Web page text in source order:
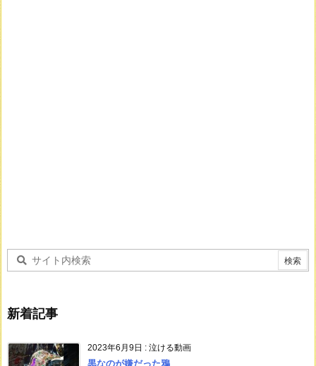
新着記事
2023年6月9日 : 泣ける動画
黒なのが嫌だった鴉